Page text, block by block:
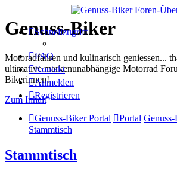
Genuss-Biker
Motoradfahren und kulinarisch geniessen...
ultimative markenunabhängige Motorrad
Bikerinnen!
Zum Inhalt
Schnellzugriff
FAQ
Kontakt
Anmelden
Registrieren
Genuss-Biker Portal Portal
Stammtisch
Stammtisch